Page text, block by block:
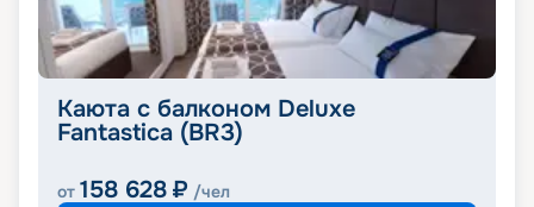
Каюта с балконом Deluxe
Fantastica (BR3)
от 158 628 ₽ /чел